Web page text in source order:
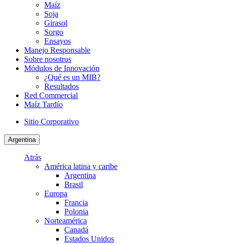
Maíz
Soja
Girasol
Sorgo
Ensayos
Manejo Responsable
Sobre nosotros
Módulos de Innovación
¿Qué es un MIB?
Resultados
Red Commercial
Maíz Tardío
Sitio Corporativo
Argentina
Atrás
América latina y caribe
Argentina
Brasil
Europa
Francia
Polonia
Norteamérica
Canadá
Estados Unidos